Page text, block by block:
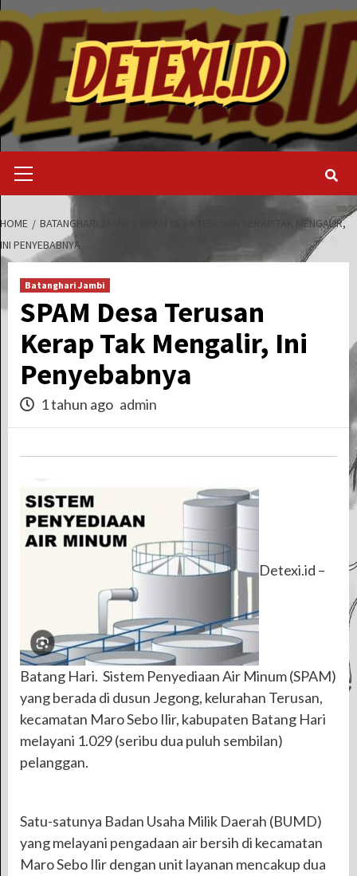
Skip
content
Menu
HOME BATANGHARI JAMBI
SPAM DESA TERUSAN KERAP TAK MENGALIR,
INI PENYEBABNYA
Batanghari Jambi
SPAM Desa Terusan
Kerap Tak Mengalir, Ini
Penyebabnya
1 tahun ago admin
Detexi.id –
Batang Hari. Sistem Penyediaan Air Minum (SPAM)
yang berada di dusun Jegong, kelurahan Terusan,
kecamatan Maro Sebo Ilir, kabupaten Batang Hari
melayani 1.029 (seribu dua puluh sembilan)
pelanggan.
Satu-satunya Badan Usaha Milik Daerah (BUMD)
yang melayani pengadaan air bersih di kecamatan
Maro Sebo Ilir dengan unit layanan mencakup dua